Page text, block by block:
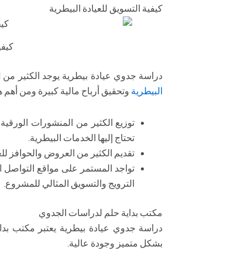
كيفية التسويق للعيادة البيطرية
دراسة جدوي عيادة بيطرية يوجد الكثير
البيطرية وتحقيق أرباح مالية كبيرة ومن
توزيع الكثير من المنشورات
تحتاج إليها الخدمات البيطرية.
تقديم الكثير من العروض والحوافز
تواجد المستمر على مواقع
الترويج والتسويق المثالي للمشروع.
مكتب بداية حلم لدراسات الجدوي
دراسة جدوي عيادة بيطرية يعتبر مكتب
بشكل متميز وجودة عالية.